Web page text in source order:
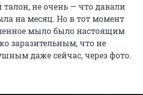
талон, не очень — что давали
на месяц. Но в тот момент
мыло было настоящим
заразительным, что не
даже сейчас, через фото.